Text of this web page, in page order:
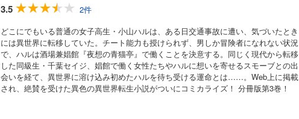
3.5
2件
どこにでもいる普通の女子高生・小山ハルは、ある日交通事故に遭い、気づいたとき
には異世界に転移していた。チート能力も授けられず、男しか冒険者になれない状況
で、ハルは酒場兼娼館『夜想の青猫亭』で働くことを決意する。同じく現代から転移
した同級生・千葉セイジ、娼館で働く女性たちやハルに想いを寄せるスモーブとの出
会いを経て、異世界に溶け込み初めたハルを待ち受ける運命とは……。Web上に掲載
され、絶賛を受けた異色の異世界転生小説がついにコミカライズ！ 分冊版第3巻！